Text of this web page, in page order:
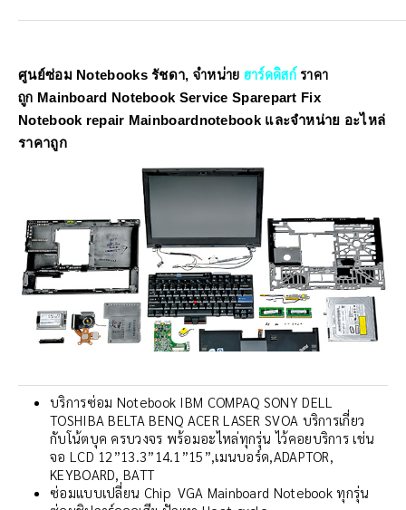
ศูนย์ซ่อม Notebooks รัชดา, จำหน่าย ฮาร์ดดิสก์ราคา
ถูก Mainboard Notebook Service Sparepart Fix
Notebook repair Mainboardnotebook และจำหน่าย อะไหล่
ราคาถูก
บริการซ่อม Notebook IBM COMPAQ SONY DELL
TOSHIBA BELTA BENQ ACER LASER SVOA บริการเกี่ยว
กับโน้ตบุค ครบวงจร พร้อมอะไหล่ทุกรุ่น ไว้คอยบริการ เช่น
จอ LCD 12”13.3”14.1”15”,เมนบอร์ด,ADAPTOR,
KEYBOARD, BATT
ซ่อมแบบเปลี่ยน Chip VGA Mainboard Notebook ทุกรุ่น